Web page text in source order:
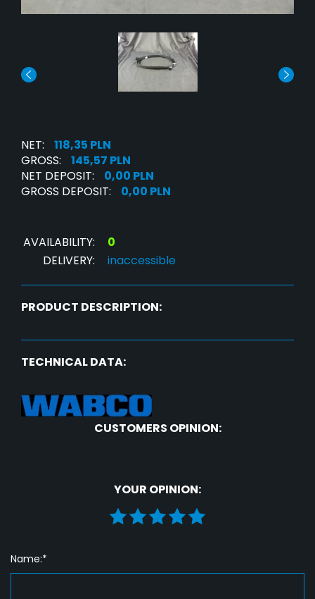
NET:
118,35 PLN
GROSS:
145,57 PLN
NET DEPOSIT:
0,00 PLN
GROSS DEPOSIT:
0,00 PLN
AVAILABILITY:
0
DELIVERY:
inaccessible
PRODUCT DESCRIPTION:
TECHNICAL DATA:
CUSTOMERS OPINION:
YOUR OPINION:
Name:*